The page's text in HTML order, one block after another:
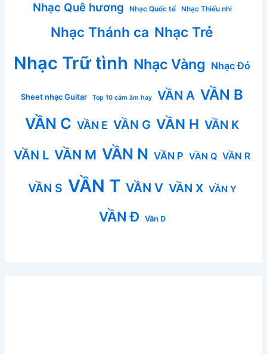
Nhạc Quê hương Nhạc Quốc tế Nhạc Thiếu nhi
Nhạc Thánh ca Nhạc Trẻ
Nhạc Trữ tình Nhạc Vàng Nhạc Đỏ
Sheet nhạc Guitar Top 10 cảm âm hay VẦN A VẦN B
VẦN C VẦN E VẦN G VẦN H VẦN K
VẦN L VẦN M VẦN N VẦN P VẦN Q VẦN R
VẦN S VẦN T VẦN V VẦN X VẦN Y
VẦN Đ Vần D